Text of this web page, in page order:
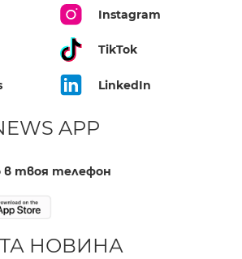
Instagram
TikTok
LinkedIn
APP
в твоя телефон
НОВИНА